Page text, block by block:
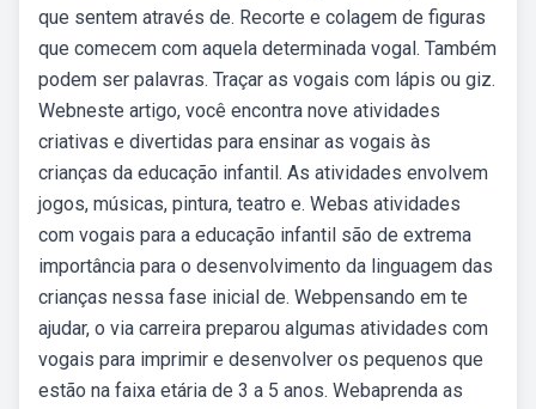
que sentem através de. Recorte e colagem de figuras
que comecem com aquela determinada vogal. Também
podem ser palavras. Traçar as vogais com lápis ou giz.
Webneste artigo, você encontra nove atividades
criativas e divertidas para ensinar as vogais às
crianças da educação infantil. As atividades envolvem
jogos, músicas, pintura, teatro e. Webas atividades
com vogais para a educação infantil são de extrema
importância para o desenvolvimento da linguagem das
crianças nessa fase inicial de. Webpensando em te
ajudar, o via carreira preparou algumas atividades com
vogais para imprimir e desenvolver os pequenos que
estão na faixa etária de 3 a 5 anos. Webaprenda as